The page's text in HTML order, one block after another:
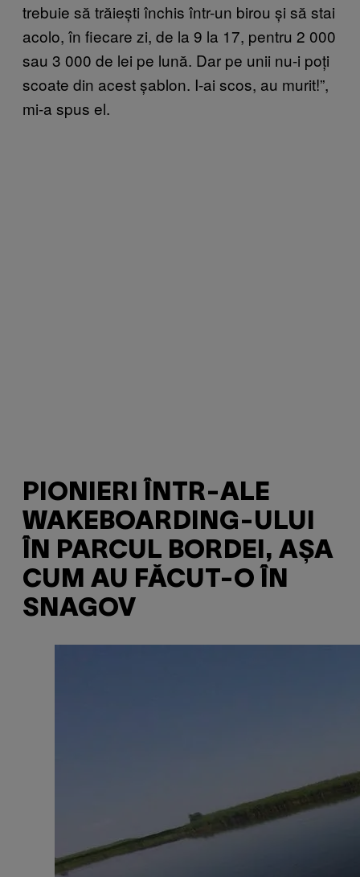
trebuie să trăiești închis într-un birou și să stai
acolo, în fiecare zi, de la 9 la 17, pentru 2 000
sau 3 000 de lei pe lună. Dar pe unii nu-i poți
scoate din acest șablon. I-ai scos, au murit!”,
mi-a spus el.
PIONIERI ÎNTR-ALE
WAKEBOARDING-ULUI
ÎN PARCUL BORDEI, AȘA
CUM AU FĂCUT-O ÎN
SNAGOV